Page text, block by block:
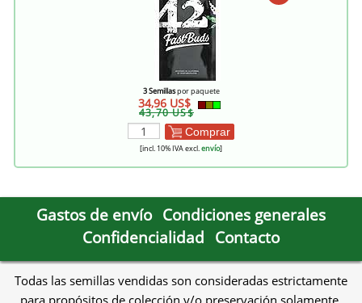
3 Semillaspor paquete
34,96 US$
43,70 US$
Comprar
[incl. 10% IVA excl.envío]
Gastos de envío Condiciones generales
Confidencialidad Contacto
Todas las semillas vendidas son consideradas estrictamente